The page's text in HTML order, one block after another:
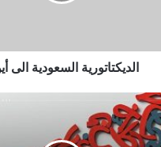
الديكتاتورية السعودية الى